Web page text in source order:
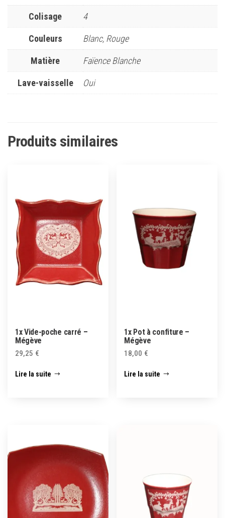
Colisage 4
Couleurs Blanc, Rouge
Matière Faïence Blanche
Lave-vaisselle Oui
Produits similaires
1x Vide-poche carré –
Mégève
29,25 €
Lire la suite
1x Pot à confiture –
Mégève
18,00 €
Lire la suite